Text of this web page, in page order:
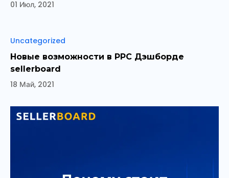
01 Июл, 2021
Рубрики
Uncategorized
Новые возможности в PPC Дэшборде
sellerboard
18 Май, 2021